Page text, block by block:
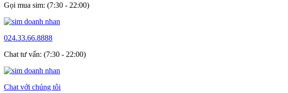
Gọi mua sim: (7:30 - 22:00)
024.33.66.8888
Chat tư vấn: (7:30 - 22:00)
Chat với chúng tôi